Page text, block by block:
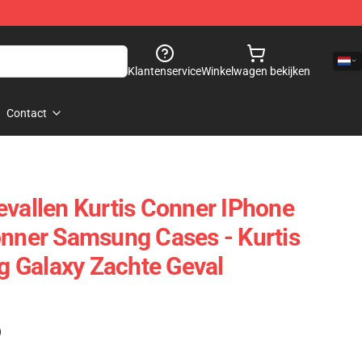
KlantenserviceWinkelwagen bekijken
Contact
Kurtis Conner IPhone
Samsung Cases - Kurtis
Galaxy Zachte Geval